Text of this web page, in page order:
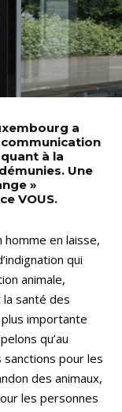
a
à la
Une
»
VOUS.
en laisse,
qui
animale,
santé des
importante
qu’au
pour les
des animaux,
les personnes